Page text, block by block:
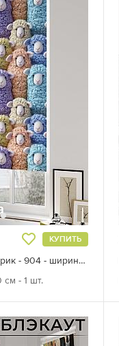
КУПИТЬ
Рулонная штора «Ранфрик - 904 - ширина 47 см»
см - 1 шт.